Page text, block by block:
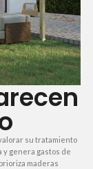
su tratamiento
y genera gastos de
maderas